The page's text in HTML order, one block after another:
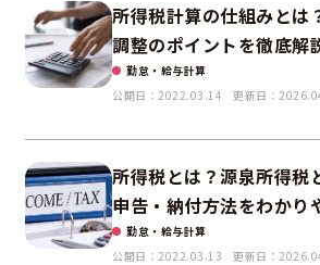
所得税計算の仕組みとは
調整のポイントを徹底解
勤怠・給与計算
公開日：2022.03.14
更新日：
所得税とは？源泉所得税
申告・納付方法をわかり
勤怠・給与計算
公開日：2022.03.13
更新日：